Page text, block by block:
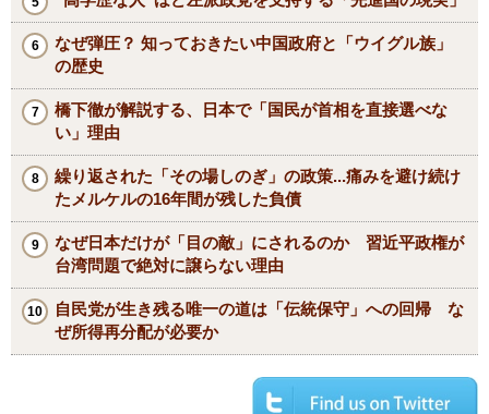
なぜ弾圧？ 知っておきたい中国政府と「ウイグル族」
の歴史
橋下徹が解説する、日本で「国民が首相を直接選べな
い」理由
繰り返された「その場しのぎ」の政策...痛みを避け続け
たメルケルの16年間が残した負債
なぜ日本だけが「目の敵」にされるのか 習近平政権が
台湾問題で絶対に譲らない理由
自民党が生き残る唯一の道は「伝統保守」への回帰 な
ぜ所得再分配が必要か